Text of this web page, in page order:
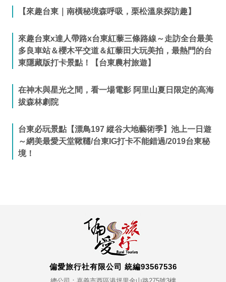
【來趣台東｜南橫秘境森呼吸，栗松溫泉探訪趣】
來趣台東x達人帶路x台東紅藜三條路線～走訪全台最美
多良車站＆櫻木平交道＆紅藜田大玩美拍，最熱門的台
東隱藏版打卡景點！【台東農村旅遊】
在神木與星光之間，看一場電影 阿里山夏日限定的高海
拔森林劇院
台東必玩景點【漂鳥197 縱谷大地藝術季】池上一日遊
～網美最愛天堂鞦韆/台東IG打卡不能錯過/2019台東秘
境！
偏愛旅行社有限公司 統編93567536